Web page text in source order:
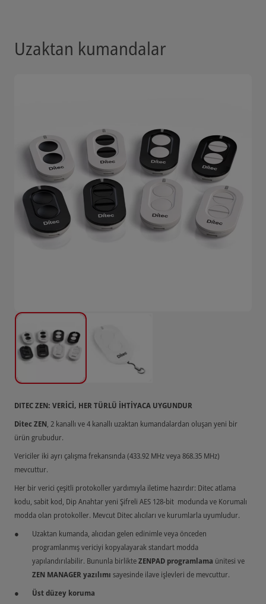
Uzaktan kumandalar
DITEC ZEN: VERİCİ, HER TÜRLÜ İHTİYACA UYGUNDUR
Ditec ZEN , 2 kanallı ve 4 kanallı uzaktan kumandalardan oluşan yeni bir
ürün grubudur.
Vericiler iki ayrı çalışma frekansında (433.92 MHz veya 868.35 MHz)
mevcuttur.
Her bir verici çeşitli protokoller yardımıyla iletime hazırdır: Ditec atlama
kodu, sabit kod, Dip Anahtar yeni Şifreli AES 128-bit modunda ve Korumalı
modda olan protokoller. Mevcut Ditec alıcıları ve kurumlarla uyumludur.
Uzaktan kumanda, alıcıdan gelen edinimle veya önceden
programlanmış vericiyi kopyalayarak standart modda
yapılandırılabilir. Bununla birlikteZENPAD programlama ünitesi ve
ZEN MANAGER yazılımı sayesinde ilave işlevleri de mevcuttur.
Üst düzey koruma